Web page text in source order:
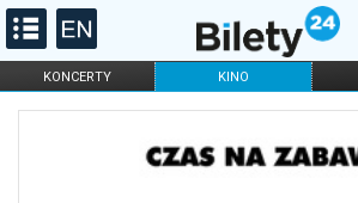
KONCERTY KINO
FILHARMONIA OPERA I BALET
ONLINE